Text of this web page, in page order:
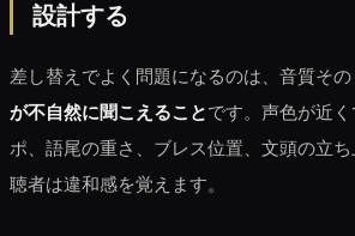
設計する
差し替えでよく問題になるのは、音質その
が不自然に聞こえることです。声色が近
ポ、語尾の重さ、ブレス位置、文頭の立
聴者は違和感を覚えます。